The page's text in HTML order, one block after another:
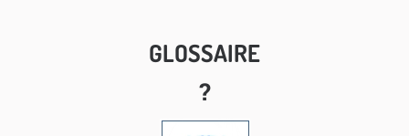
GLOSSAIRE
?